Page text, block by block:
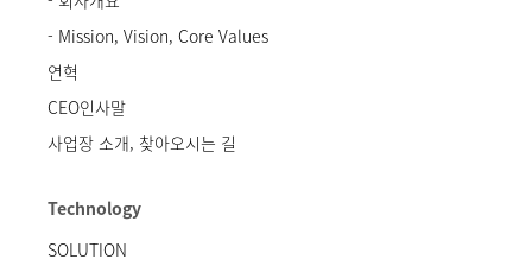
- Mission, Vision, Core Values
연혁
CEO인사말
사업장 소개, 찾아오시는 길
Technology
SOLUTION